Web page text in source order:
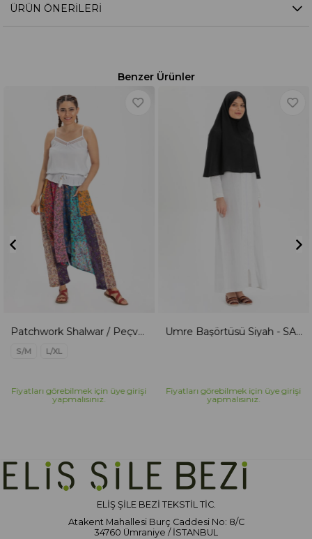
ÜRÜN ÖNERILERI
Benzer Ürünler
Patchwork Shalwar / Peçvörk Şalvar - 740.08
S/M L/XL
Fiyatları görebilmek için üye girişi
yapmalısınız.
Umre Başörtüsü Siyah - SAL.K.0002
Fiyatları görebilmek için üye girişi
yapmalısınız.
ELİŞ ŞİLE BEZİ TEKSTİL TİC.
Atakent Mahallesi Burç Caddesi No: 8/C
34760 Ümraniye / İSTANBUL